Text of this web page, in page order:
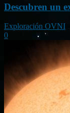
Descubren un
Exploración OVNI
0